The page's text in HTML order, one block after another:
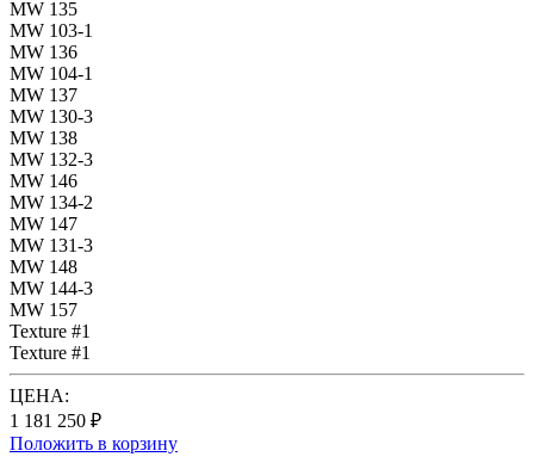
MW 135
MW 103-1
MW 136
MW 104-1
MW 137
MW 130-3
MW 138
MW 132-3
MW 146
MW 134-2
MW 147
MW 131-3
MW 148
MW 144-3
MW 157
Texture #1
Texture #1
ЦЕНА:
1 181 250 ₽
Положить в корзину